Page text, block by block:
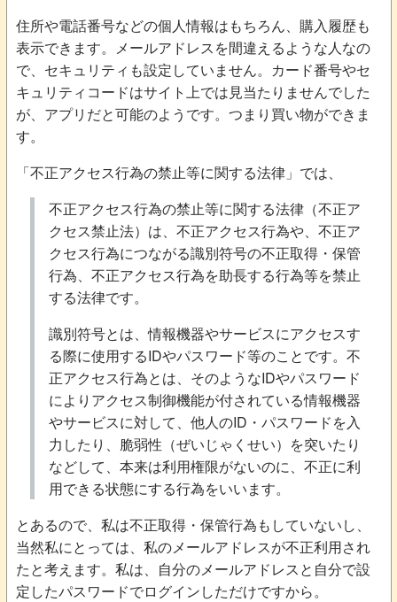
住所や電話番号などの個人情報はもちろん、購入履歴も
表示できます。メールアドレスを間違えるような人なの
で、セキュリティも設定していません。カード番号やセ
キュリティコードはサイト上では見当たりませんでした
が、アプリだと可能のようです。つまり買い物ができま
す。
「不正アクセス行為の禁止等に関する法律」では、
不正アクセス行為の禁止等に関する法律（不正ア
クセス禁止法）は、不正アクセス行為や、不正ア
クセス行為につながる識別符号の不正取得・保管
行為、不正アクセス行為を助長する行為等を禁止
する法律です。
識別符号とは、情報機器やサービスにアクセスす
る際に使用するIDやパスワード等のことです。不
正アクセス行為とは、そのようなIDやパスワード
によりアクセス制御機能が付されている情報機器
やサービスに対して、他人のID・パスワードを入
力したり、脆弱性（ぜいじゃくせい）を突いたり
などして、本来は利用権限がないのに、不正に利
用できる状態にする行為をいいます。
とあるので、私は不正取得・保管行為もしていないし、
当然私にとっては、私のメールアドレスが不正利用され
たと考えます。私は、自分のメールアドレスと自分で設
定したパスワードでログインしただけですから。